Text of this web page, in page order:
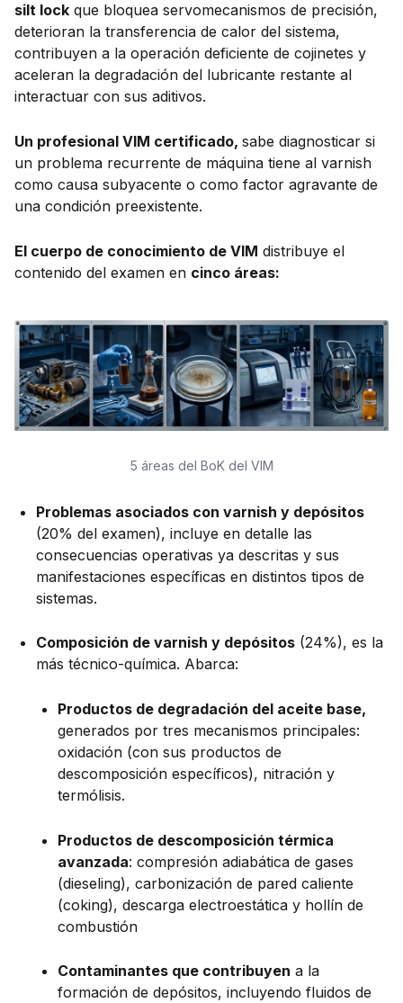
silt lock que bloquea servomecanismos de precisión,
deterioran la transferencia de calor del sistema,
contribuyen a la operación deficiente de cojinetes y
aceleran la degradación del lubricante restante al
interactuar con sus aditivos.
Un profesional VIM certificado, sabe diagnosticar si
un problema recurrente de máquina tiene al varnish
como causa subyacente o como factor agravante de
una condición preexistente.
El cuerpo de conocimiento de VIM distribuye el
contenido del examen en cinco áreas:
5 áreas del BoK del VIM
Problemas asociados con varnish y depósitos
(20% del examen), incluye en detalle las
consecuencias operativas ya descritas y sus
manifestaciones específicas en distintos tipos de
sistemas.
Composición de varnish y depósitos (24%), es la
más técnico-química. Abarca:
Productos de degradación del aceite base,
generados por tres mecanismos principales:
oxidación (con sus productos de
descomposición específicos), nitración y
termólisis.
Productos de descomposición térmica
avanzada: compresión adiabática de gases
(dieseling), carbonización de pared caliente
(coking), descarga electroestática y hollín de
combustión
Contaminantes que contribuyen a la
formación de depósitos, incluyendo fluidos de